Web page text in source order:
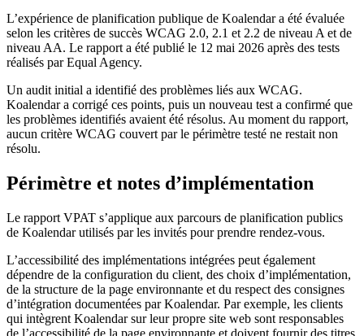
L’expérience de planification publique de Koalendar a été évaluée
selon les critères de succès WCAG 2.0, 2.1 et 2.2 de niveau A et de
niveau AA. Le rapport a été publié le 12 mai 2026 après des tests
réalisés par Equal Agency.
Un audit initial a identifié des problèmes liés aux WCAG.
Koalendar a corrigé ces points, puis un nouveau test a confirmé que
les problèmes identifiés avaient été résolus. Au moment du rapport,
aucun critère WCAG couvert par le périmètre testé ne restait non
résolu.
Périmètre et notes d’implémentation
Le rapport VPAT s’applique aux parcours de planification publics
de Koalendar utilisés par les invités pour prendre rendez-vous.
L’accessibilité des implémentations intégrées peut également
dépendre de la configuration du client, des choix d’implémentation,
de la structure de la page environnante et du respect des consignes
d’intégration documentées par Koalendar. Par exemple, les clients
qui intègrent Koalendar sur leur propre site web sont responsables